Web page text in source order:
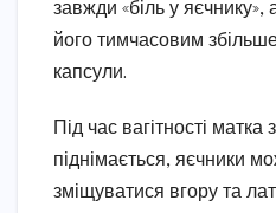
завжди «біль у яєчнику»,
його тимчасовим
капсули.
Під час вагітності матка
піднімається, яєчники
зміщуватися вгору та